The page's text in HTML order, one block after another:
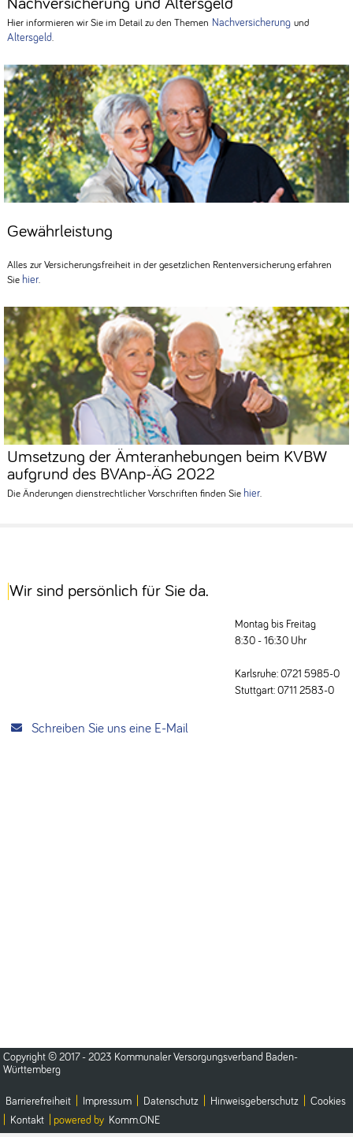
Nachversicherung und Altersgeld
Hier informieren wir Sie im Detail zu den Themen Nachversicherungund
Altersgeld.
Gewährleistung
Alles zur Versicherungsfreiheit in der gesetzlichen Rentenversicherung erfahren
Sie hier.
Umsetzung der Ämteranhebungen beim KVBW
aufgrund des BVAnp-ÄG 2022
Die Änderungen dienstrechtlicher Vorschriften finden Sie hier.
Wir sind persönlich für Sie da.
Montag bis Freitag
8:30 - 16:30 Uhr
Karlsruhe: 0721 5985-0
Stuttgart: 0711 2583-0
Schreiben Sie uns eine E-Mail
Copyright © 2017 - 2023 Kommunaler Versorgungsverband Baden-
Württemberg
Barrierefreiheit Impressum Datenschutz Hinweisgeberschutz
Cookies
Kontakt | powered by Komm.ONE